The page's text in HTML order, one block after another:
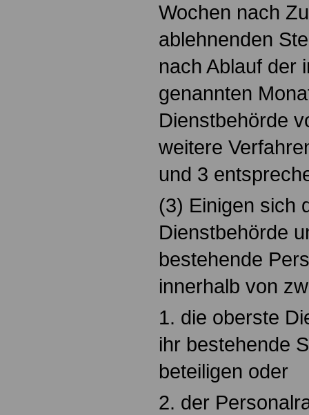
Wochen nach
ablehnenden
nach Ablauf der
genannten
Dienstbehörde
weitere
und 3
(3) Einigen sich
Dienstbehörde
bestehende
innerhalb von
1. die oberste
ihr bestehende
beteiligen oder
2. der